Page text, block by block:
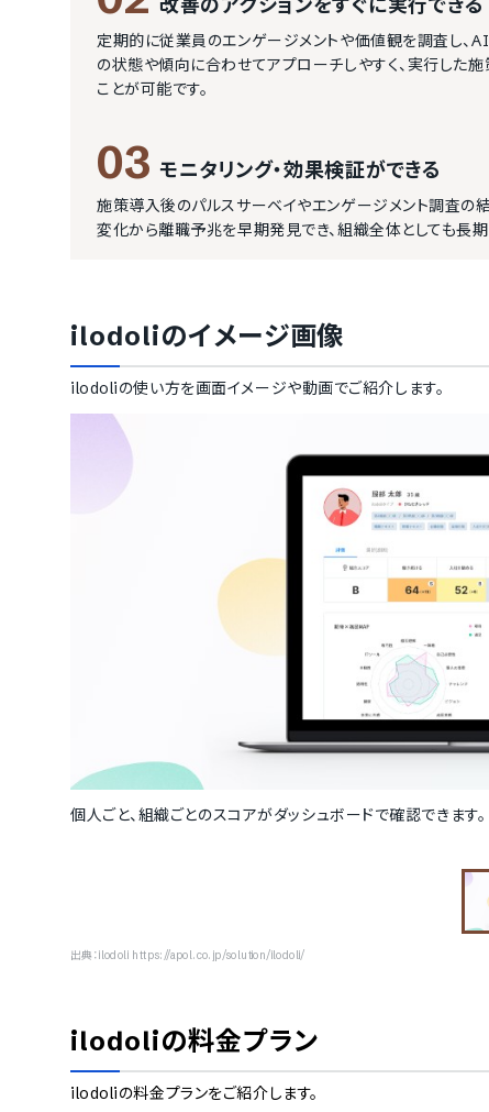
定期的に従業員のエンゲージメントや価値観を調査し
の状態や傾向に合わせてアプローチしやすく、実行した
ことが可能です。
03 モニタリング・効果検証ができる
施策導入後のパルスサーベイやエンゲージメント調査の
変化から離職予兆を早期発見でき、組織全体としても長
ilodoliのイメージ画像
ilodoliの使い方を画面イメージや動画でご紹介します。
個人ごと、組織ごとのスコアがダッシュボードで確認できます。
出典：ilodoli https://apol.co.jp/solution/ilodoli/
ilodoliの料金プラン
ilodoliの料金プランをご紹介します。